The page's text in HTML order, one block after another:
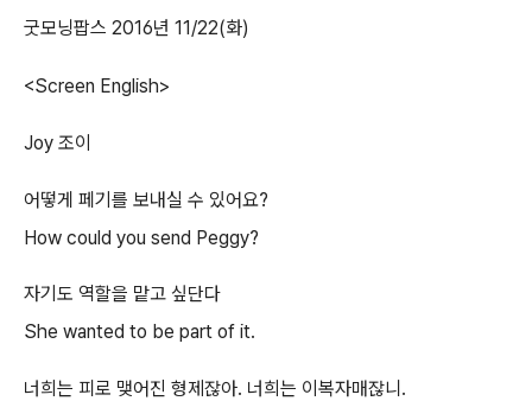
굿모닝팝스 2016년 11/22(화)
<Screen English>
Joy 조이
어떻게 페기를 보내실 수 있어요?
How could you send Peggy?
자기도 역할을 맡고 싶단다
She wanted to be part of it.
너희는 피로 맺어진 형제잖아. 너희는 이복자매잖니.